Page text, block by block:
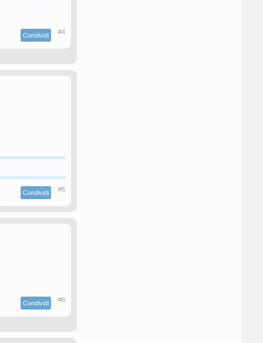
Condividi #4
Condividi #5
Condividi #6